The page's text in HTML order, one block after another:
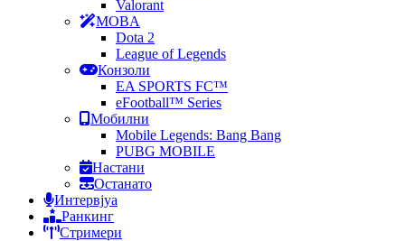
Valorant
MOBA
Dota 2
League of Legends
Конзоли
EA SPORTS FC™
eFootball™ Series
Мобилни
Mobile Legends: Bang Bang
PUBG MOBILE
Настани
Останато
Интервјуа
Ранкинг
Стримери